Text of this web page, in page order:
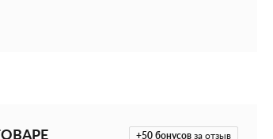
+50 бонусов за отзыв